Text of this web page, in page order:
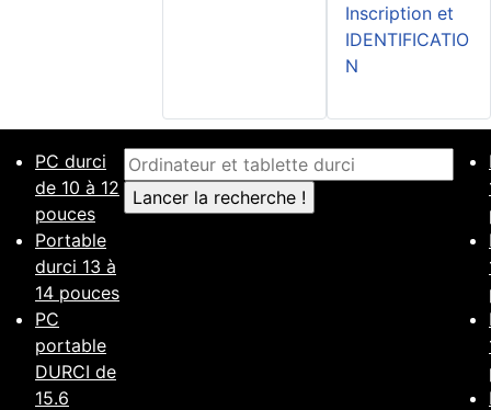
Inscription et
IDENTIFICATIO
N
PC durci
de 10 à 12
pouces
Portable
durci 13 à
14 pouces
PC
portable
DURCI de
15.6